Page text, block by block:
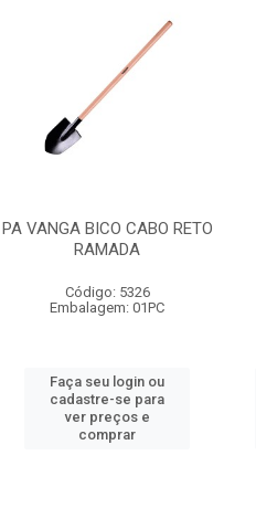
PA VANGA BICO CABO RETO
RAMADA
Código: 5326
Embalagem: 01PC
Faça seu login ou
cadastre-se para
ver preços e
comprar